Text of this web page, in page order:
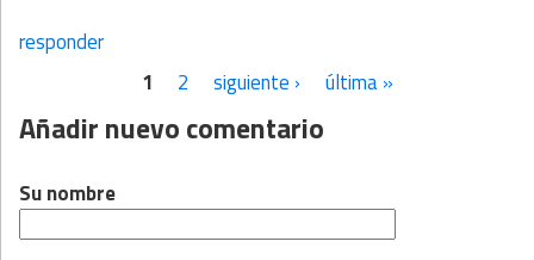
responder
1 2 siguiente › última »
Añadir nuevo comentario
Su nombre